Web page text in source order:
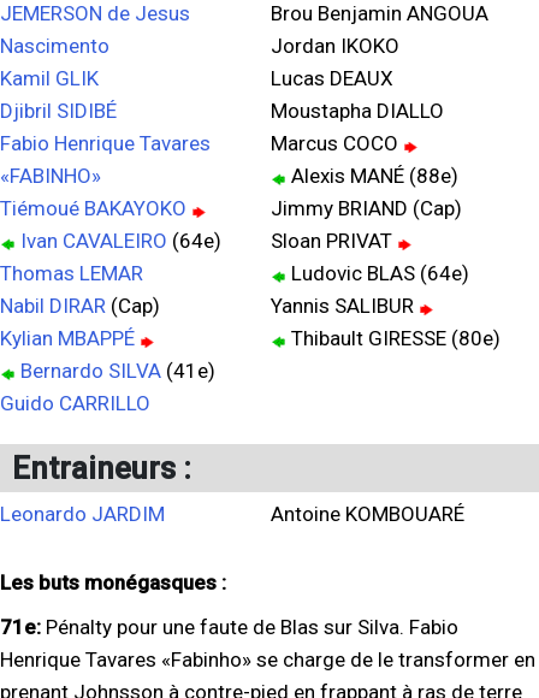
JEMERSON de Jesus
Nascimento
Kamil GLIK
Djibril SIDIBÉ
Fabio Henrique Tavares
«FABINHO»
Tiémoué BAKAYOKO
Ivan CAVALEIRO (64e)
Thomas LEMAR
Nabil DIRAR (Cap)
Kylian MBAPPÉ
Bernardo SILVA (41e)
Guido CARRILLO
Brou Benjamin ANGOUA
Jordan IKOKO
Lucas DEAUX
Moustapha DIALLO
Marcus COCO
Alexis MANÉ (88e)
Jimmy BRIAND (Cap)
Sloan PRIVAT
Ludovic BLAS (64e)
Yannis SALIBUR
Thibault GIRESSE (80e)
Entraineurs :
Leonardo JARDIM Antoine KOMBOUARÉ
Les buts monégasques :
71e: Pénalty pour une faute de Blas sur Silva. Fabio
Henrique Tavares «Fabinho» se charge de le transformer en
prenant Johnsson à contre-pied en frappant à ras de terre